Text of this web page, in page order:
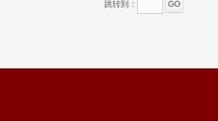
跳转到：